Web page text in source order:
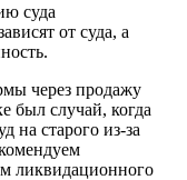
суда
от суда, а
через продажу
был случай, когда
на старого из-за
ликвидационного